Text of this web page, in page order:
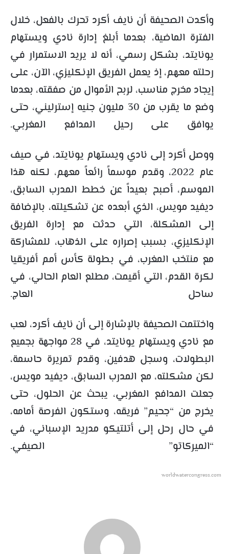
وأكدت الصحيفة أن نايف أكرد تحرك بالفعل، خلال
الفترة الماضية، بعدما أبلغ إدارة نادي ويستهام
يونايتد، بشكل رسمي، أنه لا يريد الاستمرار في
رحلته معهم، إذ يعمل الفريق الإنكليزي، الآن، على
إيجاد مخرج مناسب، لربح الأموال من صفقته، بعدما
وضع ما يقرب من 30 مليون جنيه إسترليني، حتى
يوافق على رحيل المدافع المغربي.
ووصل أكرد إلى نادي ويستهام يونايتد، في صيف
عام 2022، وقدم موسماً رائعاً معهم، لكنه هذا
الموسم، أصبح بعيداً عن خطط المدرب السابق،
ديفيد مويس، الذي أبعده عن تشكيلته، بالإضافة
إلى المشكلة، التي حدثت مع إدارة الفريق
الإنكليزي، بسبب إصراره على الذهاب، للمشاركة
مع منتخب المغرب، في بطولة كأس أمم أفريقيا
لكرة القدم، التي أقيمت، مطلع العام الحالي، في
ساحل العاج.
واختتمت الصحيفة بالإشارة إلى أن نايف أكرد، لعب
مع نادي ويستهام يونايتد، في 28 مواجهة بجميع
البطولات، وسجل هدفين، وقدم تمريرة حاسمة،
لكن مشكلته، مع المدرب السابق، ديفيد مويس،
جعلت المدافع المغربي، يبحث عن الحلول، حتى
يخرج من “جحيم” فريقه، وستكون الفرصة أمامه،
في حال رحل إلى أتلتيكو مدريد الإسباني، في
“الميركاتو” الصيفي.
worldwatercongress.com